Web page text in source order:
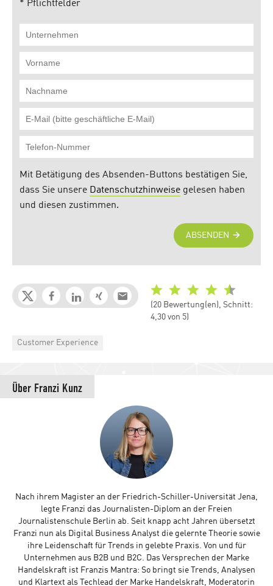
(20 Bewertung(en), Schnitt:
4,30 von 5)
Categories
Customer Experience
Über Franzi Kunz
Nach ihrem Magister an der Friedrich-Schiller-Universität Jena,
legte Franzi das Journalisten-Diplom an der Freien
Journalistenschule Berlin ab. Seit knapp acht Jahren übersetzt
Franzi nun als Digital Business Analyst die gelernte Theorie sowie
ihre Leidenschaft für Trends in gelebte Praxis. Von und für
Unternehmen aus B2B und B2C. Das Versprechen der Marke
Handelskraft ist Franzis Mantra: So bringt sie Trends, Analysen
und Klartext als Techlead der Marke Handelskraft, Moderatorin